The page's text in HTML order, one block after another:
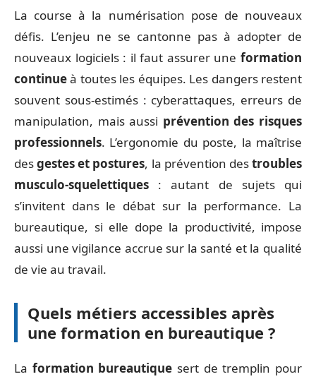
La course à la numérisation pose de nouveaux
défis. L’enjeu ne se cantonne pas à adopter de
nouveaux logiciels : il faut assurer une formation
continueà toutes les équipes. Les dangers restent
souvent sous-estimés : cyberattaques, erreurs de
manipulation, mais aussi prévention des risques
professionnels. L’ergonomie du poste, la maîtrise
desgestes et postures, la prévention destroubles
musculo-squelettiques : autant de sujets qui
s’invitent dans le débat sur la performance. La
bureautique, si elle dope la productivité, impose
aussi une vigilance accrue sur la santé et la qualité
de vie au travail.
Quels métiers accessibles après
une formation en bureautique ?
La formation bureautique sert de tremplin pour